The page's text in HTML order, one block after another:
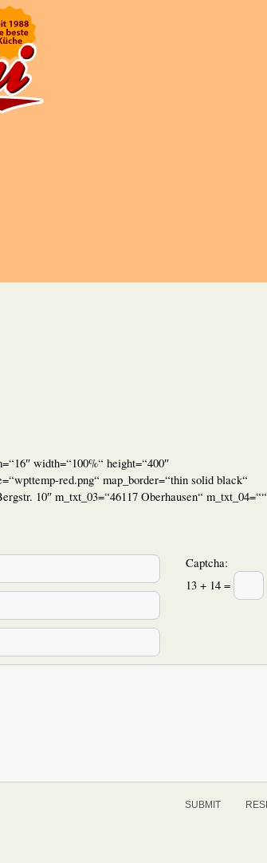
width=“100%“ height=“400″
red.png“ map_border=“thin solid black“
10″ m_txt_03=“46117 Oberhausen“ m_txt_04=““
Captcha:
13 + 14 =